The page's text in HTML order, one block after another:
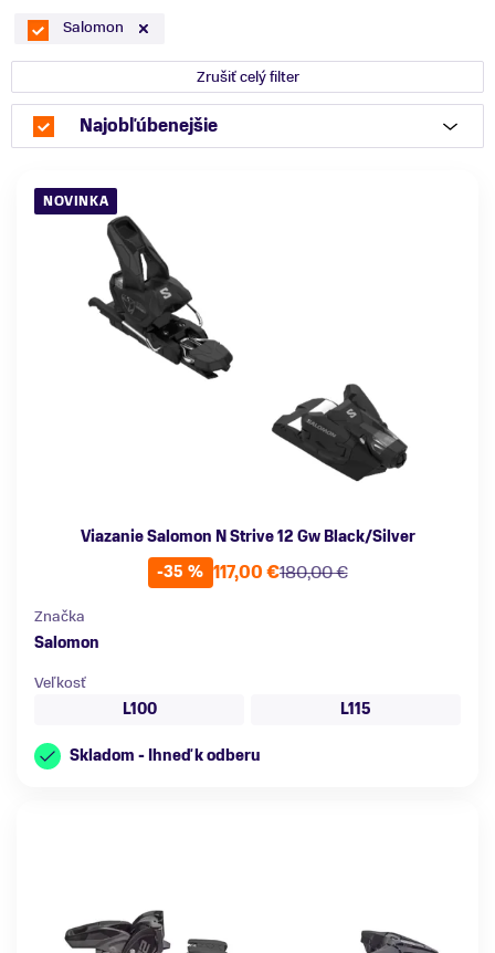
Salomon
Zrušiť celý filter
Najobľúbenejšie
NOVINKA
Viazanie Salomon N Strive 12 Gw Black/Silver
-35 %
180,00 €
117,00 €
Značka
Salomon
Veľkosť
L100
L115
Skladom - Ihneď k odberu